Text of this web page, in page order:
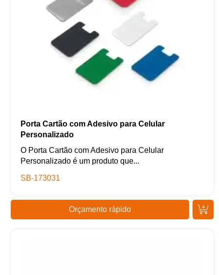
Porta Cartão com Adesivo para Celular
Personalizado
O Porta Cartão com Adesivo para Celular
Personalizado é um produto que...
SB-173031
Orçamento rápido